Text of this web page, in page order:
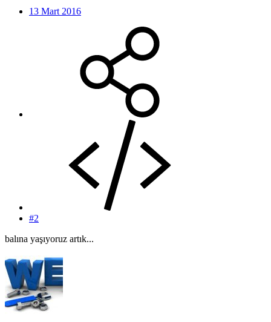
13 Mart 2016
#2
balına yaşıyoruz artık...